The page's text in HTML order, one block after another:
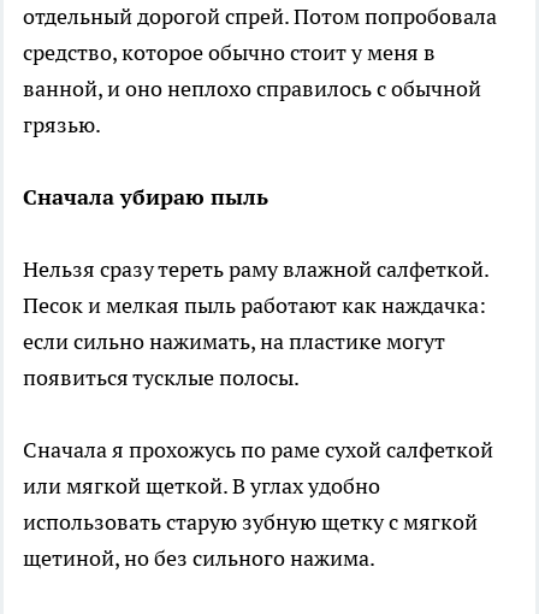
отдельный дорогой спрей. Потом попробовала
средство, которое обычно стоит у меня в
ванной, и оно неплохо справилось с обычной
грязью.
Сначала убираю пыль
Нельзя сразу тереть раму влажной салфеткой.
Песок и мелкая пыль работают как наждачка:
если сильно нажимать, на пластике могут
появиться тусклые полосы.
Сначала я прохожусь по раме сухой салфеткой
или мягкой щеткой. В углах удобно
использовать старую зубную щетку с мягкой
щетиной, но без сильного нажима.